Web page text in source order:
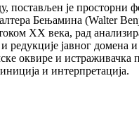
постављен је
Бењамина (Walter
XX века, рад
редукције јавног
оквире и
и интерпретација.